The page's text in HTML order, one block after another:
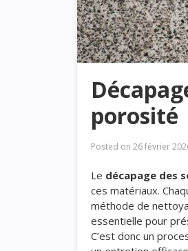
porosité
Posted on 26 février
Le décapage des
ces matériaux.
méthode de
essentielle pour
C’est donc un